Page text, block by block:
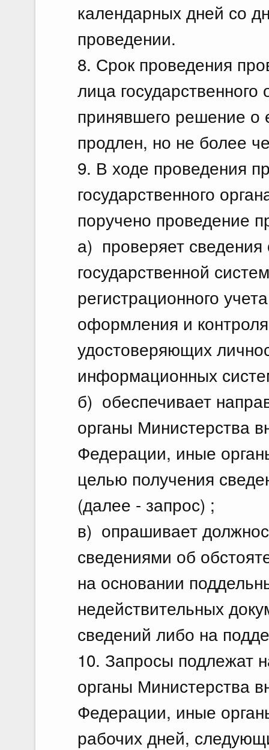
календарных дней со
проведении.
8. Срок проведения
лица
принявшего решение о
продлен, но не более
9. В ходе проведения
государственного
поручено проведение
а) проверяет
государственной
регистрационного
оформления и
удостоверяющих
информационных
б) обеспечивает
органы Министерства
Федерации, иные
целью получения
(далее - запрос) ;
в) опрашивает
сведениями об
на основании
недействительных
сведений либо на
10. Запросы подлежат
органы Министерства
Федерации, иные
рабочих дней,